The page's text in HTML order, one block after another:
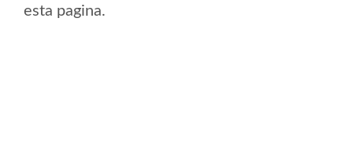
esta pagina.